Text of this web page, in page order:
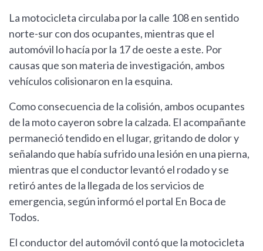
La motocicleta circulaba por la calle 108 en sentido
norte-sur con dos ocupantes, mientras que el
automóvil lo hacía por la 17 de oeste a este. Por
causas que son materia de investigación, ambos
vehículos colisionaron en la esquina.
Como consecuencia de la colisión, ambos ocupantes
de la moto cayeron sobre la calzada. El acompañante
permaneció tendido en el lugar, gritando de dolor y
señalando que había sufrido una lesión en una pierna,
mientras que el conductor levantó el rodado y se
retiró antes de la llegada de los servicios de
emergencia, según informó el portal En Boca de
Todos.
El conductor del automóvil contó que la motocicleta